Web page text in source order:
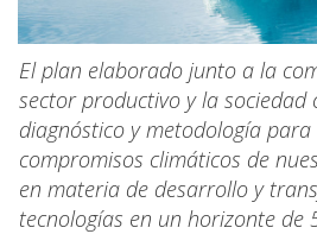
El plan elaborado junto a la
sector productivo y la sociedad
diagnóstico y metodología
compromisos climáticos de
en materia de desarrollo y
tecnologías en un horizonte de